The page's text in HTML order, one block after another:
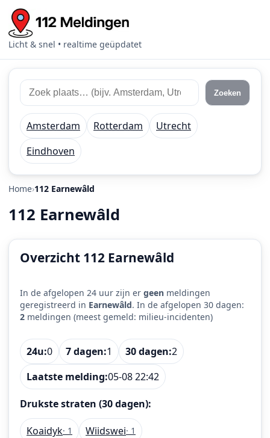
Licht & snel • realtime geüpdatet
Zoek
112
meldingen
Zoek
plaats
of
regio
Zoeken
Amsterdam Rotterdam
Utrecht
Eindhoven
Home 112 Earnewâld
112 Earnewâld
Overzicht 112 Earnewâld
In de afgelopen 24 uur zijn er geen meldingen
geregistreerd in Earnewâld. In de afgelopen 30 dagen:
2 meldingen (meest gemeld: milieu-incidenten)
24u:0 7 dagen:1 30 dagen:2
Laatste melding:05-08 22:42
Drukste straten (30 dagen):
Koaidyk· 1 Wiidswei· 1